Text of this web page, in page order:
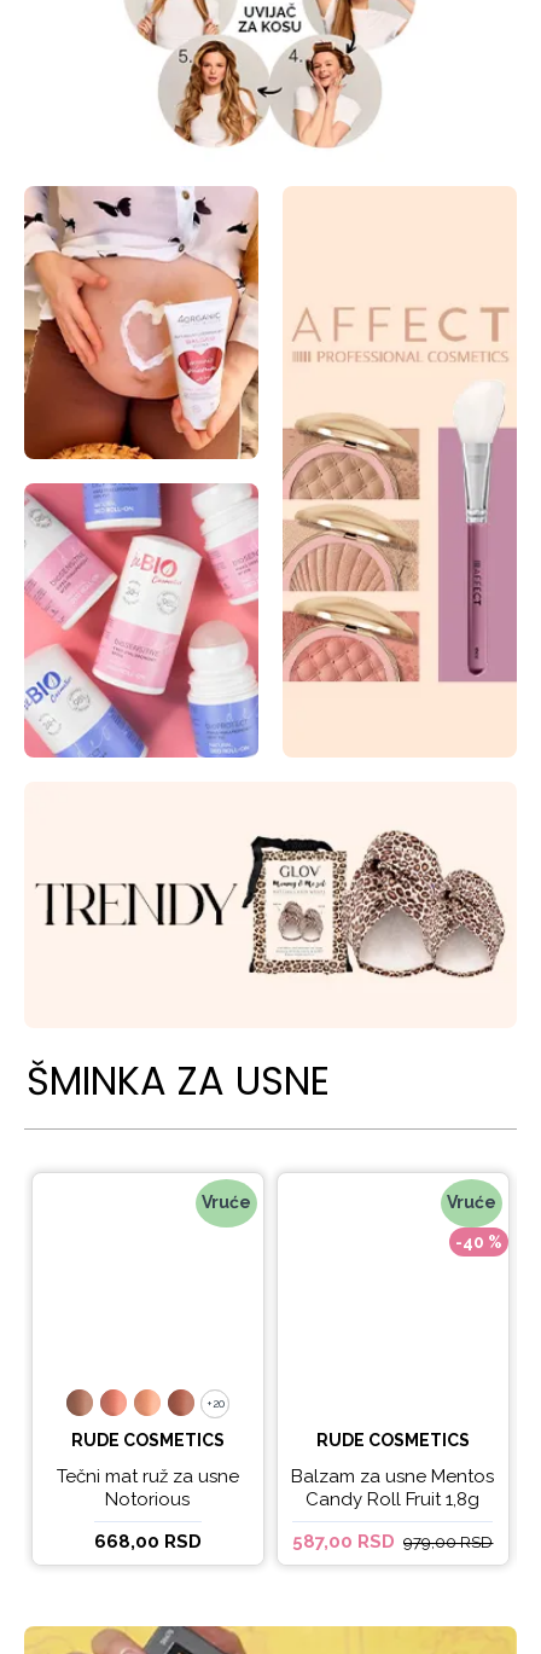
ŠMINKA ZA USNE
Vruće
+20
+20
RUDE COSMETICS
Tečni mat ruž za usne
Notorious
668,00 RSD
Vruće
-40 %
RUDE COSMETICS
Balzam za usne Mentos
Candy Roll Fruit 1,8g
587,00 RSD 979,00 RSD